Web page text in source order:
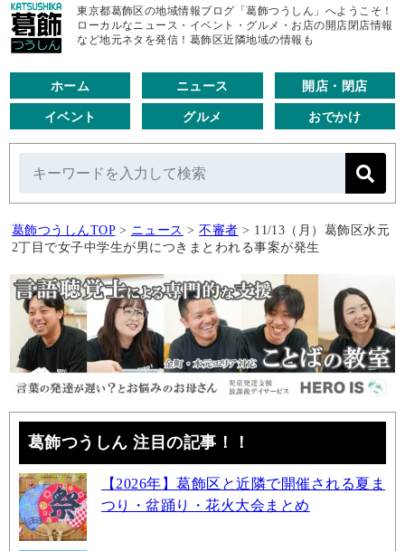
東京都葛飾区の地域情報ブログ「葛飾つうしん」へようこそ！
ローカルなニュース・イベント・グルメ・お店の開店閉店情報
など地元ネタを発信！葛飾区近隣地域の情報も
ホーム ニュース 開店・閉店
イベント グルメ おでかけ
葛飾つうしんTOP > ニュース > 不審者 > 11/13（月）葛飾区水元
2丁目で女子中学生が男につきまとわれる事案が発生
葛飾つうしん 注目の記事！！
【2026年】葛飾区と近隣で開催される夏ま
つり・盆踊り・花火大会まとめ